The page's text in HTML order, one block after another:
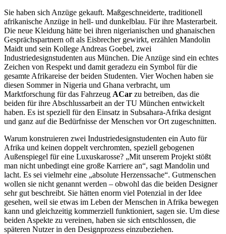
Sie haben sich Anzüge gekauft. Maßgeschneiderte, traditionell
afrikanische Anzüge in hell- und dunkelblau. Für ihre Masterarbeit.
Die neue Kleidung hätte bei ihren nigerianischen und ghanaischen
Gesprächspartnern oft als Eisbrecher gewirkt, erzählen Mandolin
Maidt und sein Kollege Andreas Goebel, zwei
Industriedesignstudenten aus München. Die Anzüge sind ein echtes
Zeichen von Respekt und damit geradezu ein Symbol für die
gesamte Afrikareise der beiden Studenten. Vier Wochen haben sie
diesen Sommer in Nigeria und Ghana verbracht, um
Marktforschung für das Fahrzeug ACar zu betreiben, das die
beiden für ihre Abschlussarbeit an der TU München entwickelt
haben. Es ist speziell für den Einsatz in Subsahara-Afrika designt
und ganz auf die Bedürfnisse der Menschen vor Ort zugeschnitten.
Warum konstruieren zwei Industriedesignstudenten ein Auto für
Afrika und keinen doppelt verchromten, speziell gebogenen
Außenspiegel für eine Luxuskarosse? „Mit unserem Projekt stößt
man nicht unbedingt eine große Karriere an“, sagt Mandolin und
lacht. Es sei vielmehr eine „absolute Herzenssache“. Gutmenschen
wollen sie nicht genannt werden – obwohl das die beiden Designer
sehr gut beschreibt. Sie hätten enorm viel Potenzial in der Idee
gesehen, weil sie etwas im Leben der Menschen in Afrika bewegen
kann und gleichzeitig kommerziell funktioniert, sagen sie. Um diese
beiden Aspekte zu vereinen, haben sie sich entschlossen, die
späteren Nutzer in den Designprozess einzubeziehen.